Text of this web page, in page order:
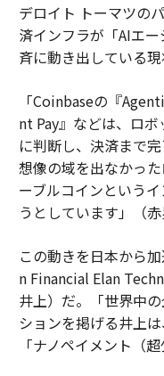
デロイト トーマツの
済インフラが「AIエ
斉に動き出している現
「Coinbaseの『
nt Pay』などは、ロ
に判断し、決済まで
想像の域を出なかっ
ーブルコインという
うとしています」（赤
この動きを日本から
n Financial Elan
井上）だ。「世界中
ションを掲げる井上
「ナノペイメント（